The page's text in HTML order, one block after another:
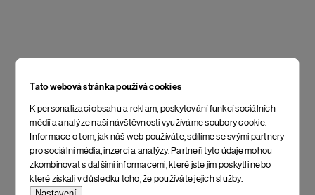
Tato webová stránka používá cookies
K personalizaci obsahu a reklam, poskytování funkcí sociálních
médií a analýze naší návštěvnosti využíváme soubory cookie.
Informace o tom, jak náš web používáte, sdílíme se svými partnery
pro sociální média, inzerci a analýzy. Partneři tyto údaje mohou
zkombinovat s dalšími informacemi, které jste jim poskytli nebo
které získali v důsledku toho, že používáte jejich služby.
Nastavení